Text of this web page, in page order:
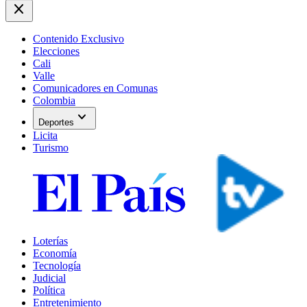
close
Contenido Exclusivo
Elecciones
Cali
Valle
Comunicadores en Comunas
Colombia
Deportes expand_more
Licita
Turismo
Loterías
Economía
Tecnología
Judicial
Política
Entretenimiento